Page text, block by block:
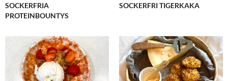
SOCKERFRIA
PROTEINBOUNTYS
SOCKERFRI TIGERKAKA